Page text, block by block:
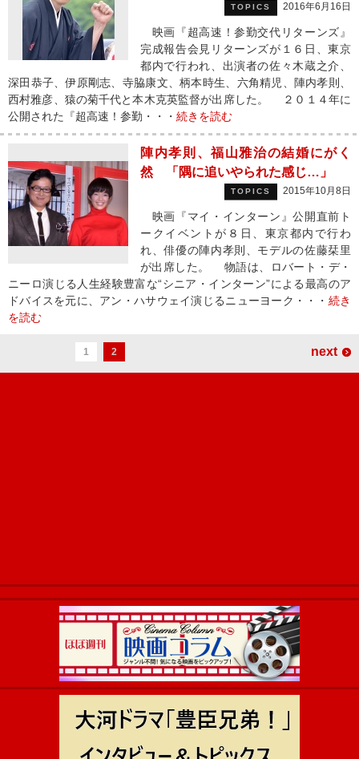
TOPICS 2016年6月16日
映画『超高速！参勤交代リターンズ』
完成報告会見リターンズが１６日、東京
都内で行われ、出演者の佐々木蔵之介、
深田恭子、伊原剛志、寺脇康文、柄本時生、六角精児、陣内孝則、
西村雅彦、猿の菊千代と本木克英監督が出席した。 ２０１４年に
公開された『超高速！参勤・・・ 続きを読む
陣内孝則、福山雅治の結婚にがく
然 「隅に追いやられた感じ…」
TOPICS 2015年10月8日
映画『マイ・インターン』公開直前ト
ークイベントが８日、東京都内で行わ
れ、俳優の陣内孝則、モデルの佐藤栞里
が出席した。 物語は、ロバート・デ・
ニーロ演じる人生経験豊富な“シニア・インターン”による最高のア
ドバイスを元に、アン・ハサウェイ演じるニューヨーク・・・ 続き
を読む
1 2 next